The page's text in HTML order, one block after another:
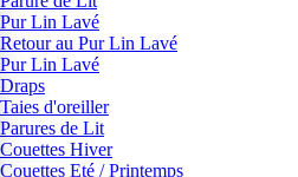
Pur Lin Lavé
Retour au Pur Lin Lavé
Pur Lin Lavé
Draps
Taies d'oreiller
Parures de Lit
Couettes Hiver
Couettes Eté / Printemps